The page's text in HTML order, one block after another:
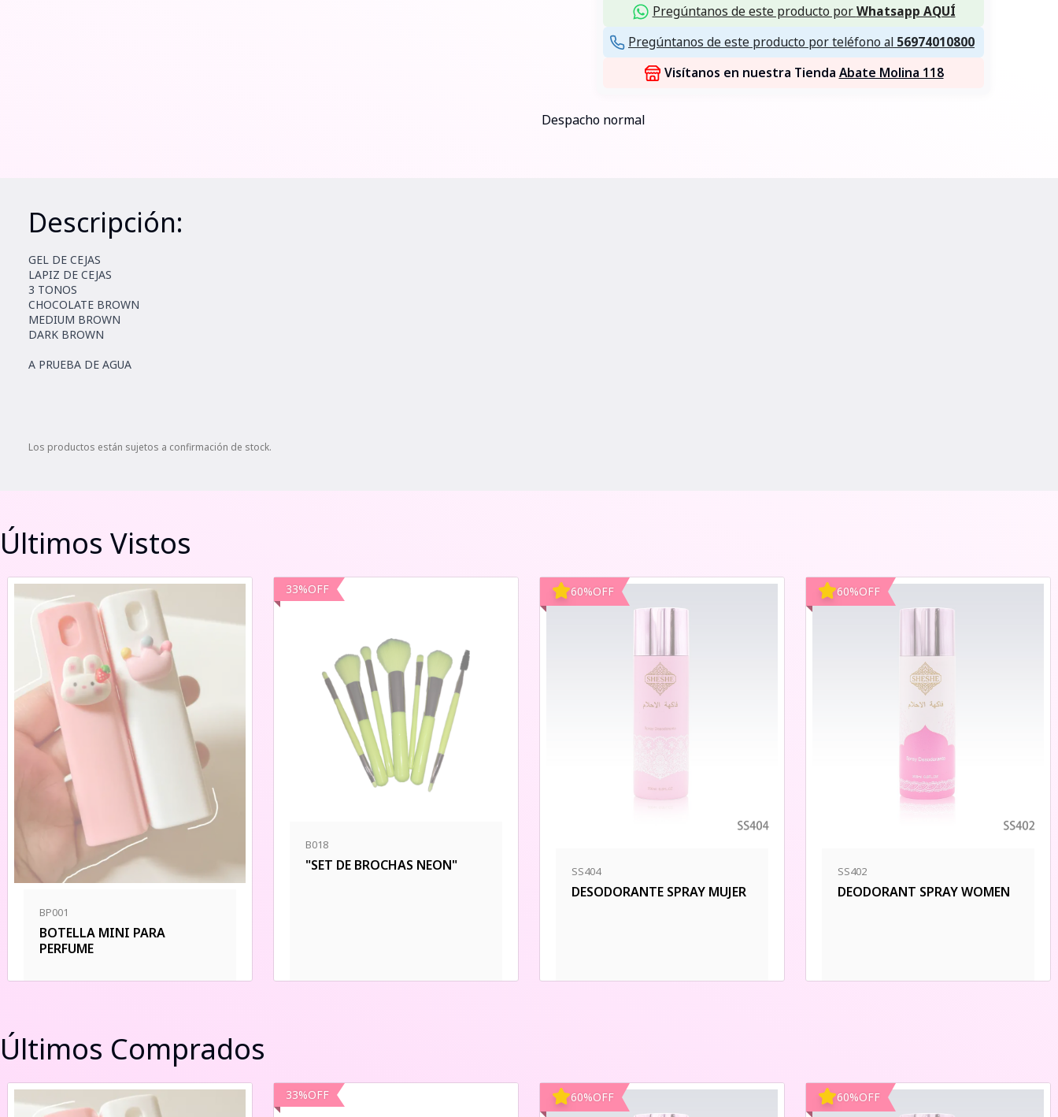
Pregúntanos de este producto porWhatsapp AQUÍ
Pregúntanos de este producto por teléfono al 56974010800
Visítanos en nuestra Tienda Abate Molina 118
Despacho normal
Descripción:
GEL DE CEJAS
LAPIZ DE CEJAS
3 TONOS
CHOCOLATE BROWN
MEDIUM BROWN
DARK BROWN
A PRUEBA DE AGUA
Los productos están sujetos a confirmación de stock.
Últimos Vistos
BP001
BOTELLA MINI PARA
PERFUME
33%OFF
B018
"SET DE BROCHAS NEON"
60%OFF
SS404
DESODORANTE SPRAY MUJER
60%OFF
SS402
DEODORANT SPRAY WOMEN
Últimos Comprados
33%OFF 60%OFF 60%OFF